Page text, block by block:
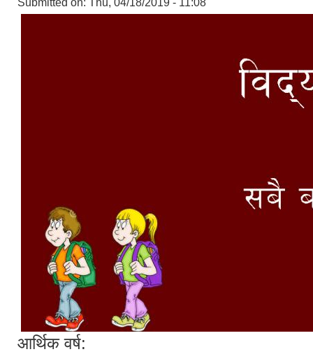
Submitted on: Thu, 04/18/2019 - 11:08
आर्थिक वर्ष: